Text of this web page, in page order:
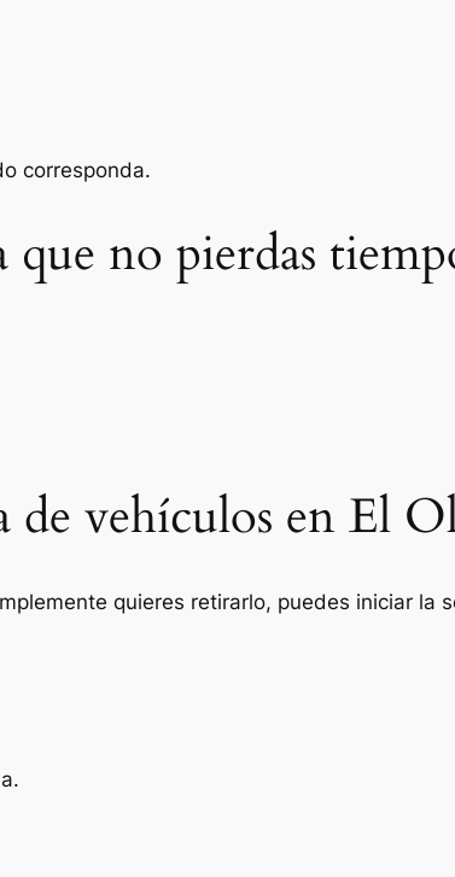
corresponda.
que no pierdas
de vehículos en El
quieres retirarlo, puedes iniciar la